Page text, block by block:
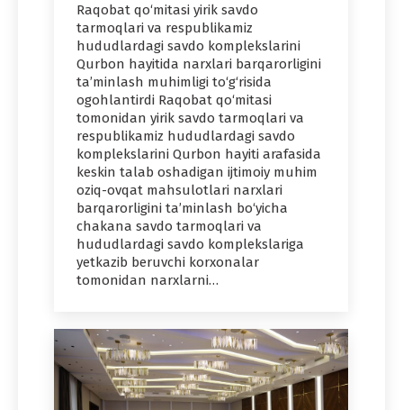
Raqobat qo‘mitasi yirik savdo
tarmoqlari va respublikamiz
hududlardagi savdo komplekslarini
Qurbon hayitida narxlari barqarorligini
ta’minlash muhimligi to‘g‘risida
ogohlantirdi Raqobat qo‘mitasi
tomonidan yirik savdo tarmoqlari va
respublikamiz hududlardagi savdo
komplekslarini Qurbon hayiti arafasida
keskin talab oshadigan ijtimoiy muhim
oziq-ovqat mahsulotlari narxlari
barqarorligini ta’minlash bo‘yicha
chakana savdo tarmoqlari va
hududlardagi savdo komplekslariga
yetkazib beruvchi korxonalar
tomonidan narxlarni…